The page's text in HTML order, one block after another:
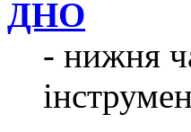
ДНО
- нижня